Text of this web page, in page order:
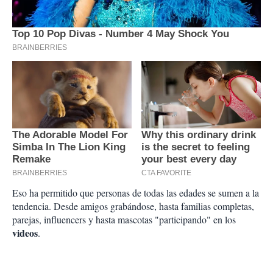
Eso ha permitido que personas de todas las edades se sumen a la
tendencia. Desde amigos grabándose, hasta familias completas,
parejas, influencers y hasta mascotas "participando" en los
videos.